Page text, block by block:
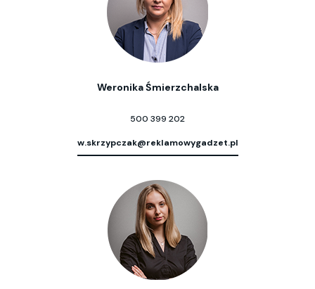
Weronika Śmierzchalska
500 399 202
w.skrzypczak@reklamowygadzet.pl